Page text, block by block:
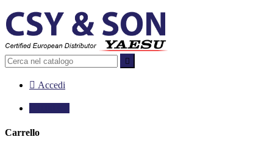

 Accedi
Carrello